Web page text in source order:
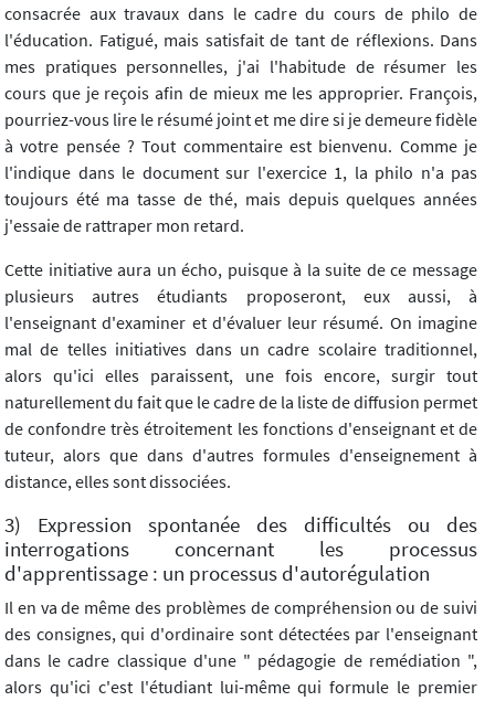
consacrée aux travaux dans le cadre du cours de philo de
l'éducation. Fatigué, mais satisfait de tant de réflexions. Dans
mes pratiques personnelles, j'ai l'habitude de résumer les
cours que je reçois afin de mieux me les approprier. François,
pourriez-vous lire le résumé joint et me dire si je demeure fidèle
à votre pensée ? Tout commentaire est bienvenu. Comme je
l'indique dans le document sur l'exercice 1, la philo n'a pas
toujours été ma tasse de thé, mais depuis quelques années
j'essaie de rattraper mon retard.
Cette initiative aura un écho, puisque à la suite de ce message
plusieurs autres étudiants proposeront, eux aussi, à
l'enseignant d'examiner et d'évaluer leur résumé. On imagine
mal de telles initiatives dans un cadre scolaire traditionnel,
alors qu'ici elles paraissent, une fois encore, surgir tout
naturellement du fait que le cadre de la liste de diffusion permet
de confondre très étroitement les fonctions d'enseignant et de
tuteur, alors que dans d'autres formules d'enseignement à
distance, elles sont dissociées.
3) Expression spontanée des difficultés ou des
interrogations concernant les processus
d'apprentissage : un processus d'autorégulation
Il en va de même des problèmes de compréhension ou de suivi
des consignes, qui d'ordinaire sont détectées par l'enseignant
dans le cadre classique d'une " pédagogie de remédiation ",
alors qu'ici c'est l'étudiant lui-même qui formule le premier